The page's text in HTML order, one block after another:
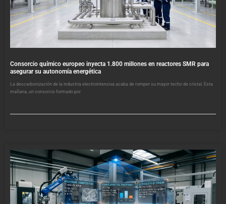
Consorcio químico europeo inyecta 1.800 millones en reactores SMR para
asegurar su autonomía energética
La descarbonización de la industria electrointensiva acaba de romper su mayor techo de cristal. Esta
mañana, un consorcio formado por